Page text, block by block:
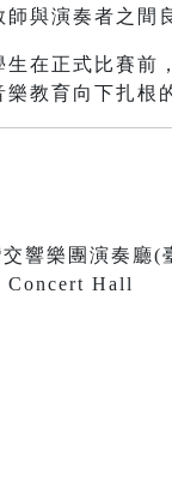
與演奏者之間
在正式比賽前
教育向下扎根
響樂團演奏廳(
Concert Hall